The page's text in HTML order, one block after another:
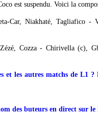
est suspendu. Voici la
Car, Niakhaté, Tagliafico -
Cozza - Chirivella (c),
et les autres matchs de L1
des buteurs en direct sur